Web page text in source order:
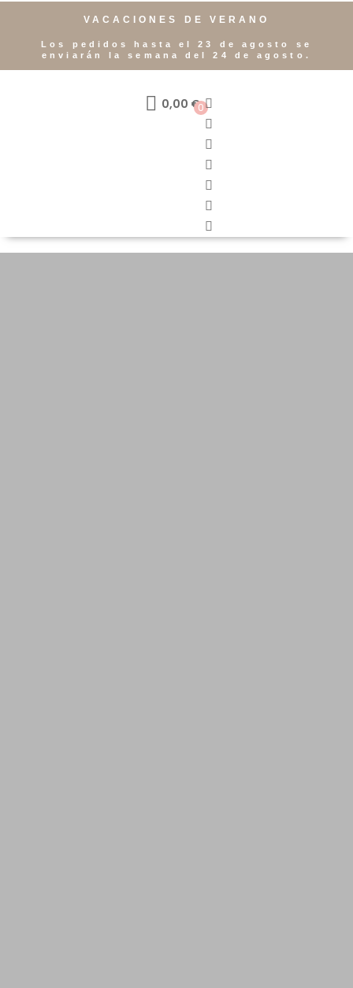
VACACIONES DE VERANO
Los pedidos hasta el 23 de agosto se
enviarán la semana del 24 de agosto.
0,00 €0